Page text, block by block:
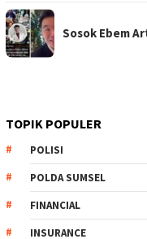
Sosok Ebem
TOPIK POPULER
POLISI
POLDA SUMSEL
FINANCIAL
INSURANCE